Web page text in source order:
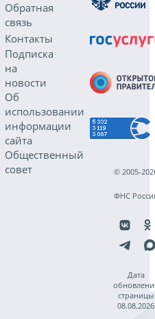
Обратная
связь
Контакты
Подписка
на
новости
Об
использовании
информации
сайта
Общественный
совет
© 2005-
ФНС
Дата
страницы
08.08.2026